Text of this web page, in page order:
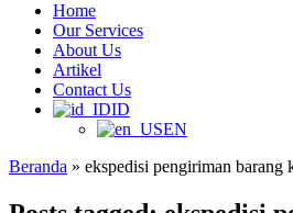
Home
Our Services
About Us
Artikel
Contact Us
ID
EN
Beranda » ekspedisi pengiriman barang